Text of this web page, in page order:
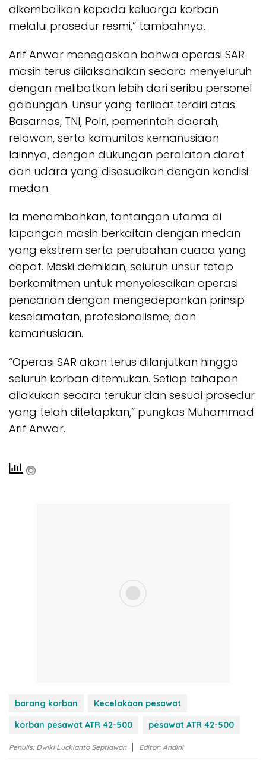
dikembalikan kepada keluarga korban
melalui prosedur resmi,” tambahnya.
Arif Anwar menegaskan bahwa operasi SAR
masih terus dilaksanakan secara menyeluruh
dengan melibatkan lebih dari seribu personel
gabungan. Unsur yang terlibat terdiri atas
Basarnas, TNI, Polri, pemerintah daerah,
relawan, serta komunitas kemanusiaan
lainnya, dengan dukungan peralatan darat
dan udara yang disesuaikan dengan kondisi
medan.
Ia menambahkan, tantangan utama di
lapangan masih berkaitan dengan medan
yang ekstrem serta perubahan cuaca yang
cepat. Meski demikian, seluruh unsur tetap
berkomitmen untuk menyelesaikan operasi
pencarian dengan mengedepankan prinsip
keselamatan, profesionalisme, dan
kemanusiaan.
“Operasi SAR akan terus dilanjutkan hingga
seluruh korban ditemukan. Setiap tahapan
dilakukan secara terukur dan sesuai prosedur
yang telah ditetapkan,” pungkas Muhammad
Arif Anwar.
barang korban
Kecelakaan pesawat
korban pesawat ATR 42-500
pesawat ATR 42-500
Penulis: Dwiki Luckianto Septiawan Editor: Andini